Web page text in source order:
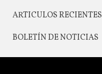
ARTICULOS RECIENTES
BOLETÍN DE NOTICIAS